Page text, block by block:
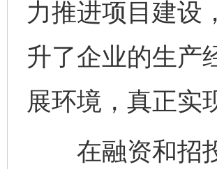
力推进项目建设
升了企业的生产
展环境，真正实
在融资和招投